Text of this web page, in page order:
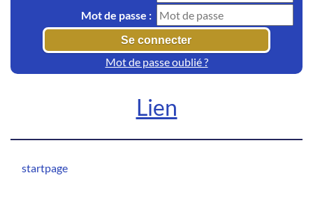
Mot de passe :
Mot de passe oublié ?
Lien
startpage